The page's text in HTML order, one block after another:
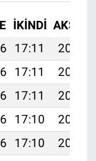
İKINDI AKŞAM
17:11
20:34
17:11
20:33
17:11
20:32
17:10
20:31
17:10
20:30